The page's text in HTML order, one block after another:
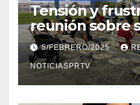
Tensión y
reunión sobre
Reparto
5/FEBRERO/2025
NOTICIASPRTV